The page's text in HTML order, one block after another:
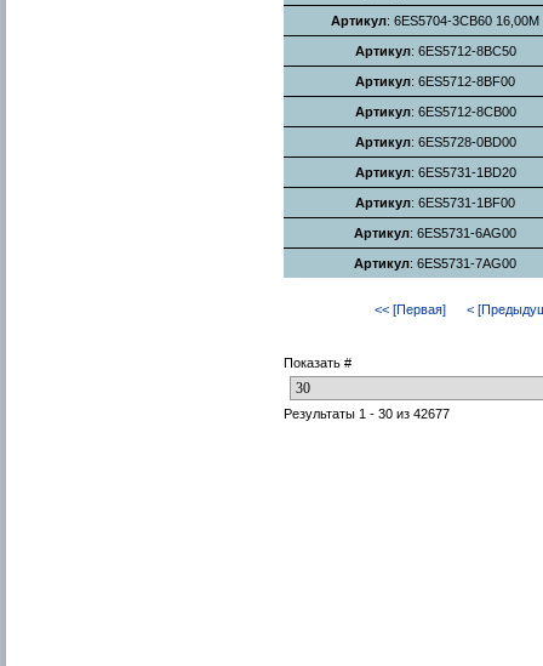
Артикул: 6ES5704-3CB60 16,00M
Артикул: 6ES5712-8BC50
Артикул: 6ES5712-8BF00
Артикул: 6ES5712-8CB00
Артикул: 6ES5728-0BD00
Артикул: 6ES5731-1BD20
Артикул: 6ES5731-1BF00
Артикул: 6ES5731-6AG00
Артикул: 6ES5731-7AG00
<< [Первая] <
Показать #
Результаты 1 - 30 из 42677